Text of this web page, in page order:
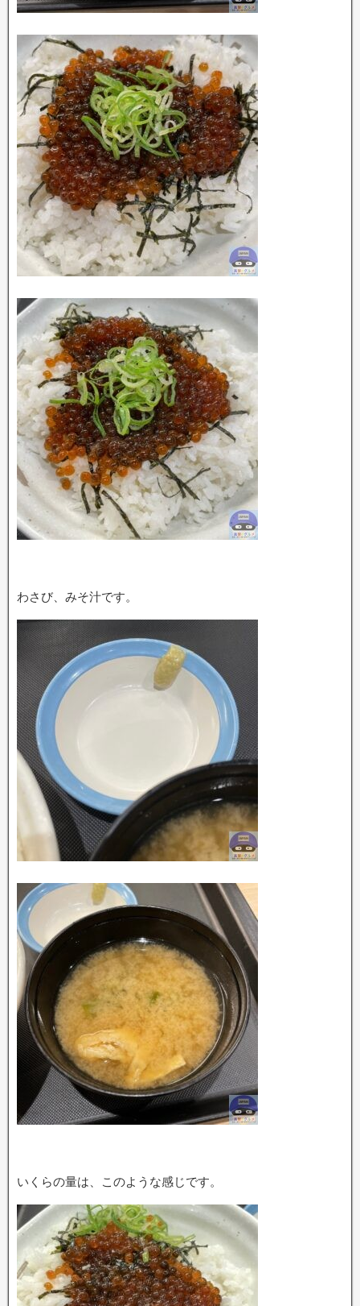
わさび、みそ汁です。
いくらの量は、このような感じです。